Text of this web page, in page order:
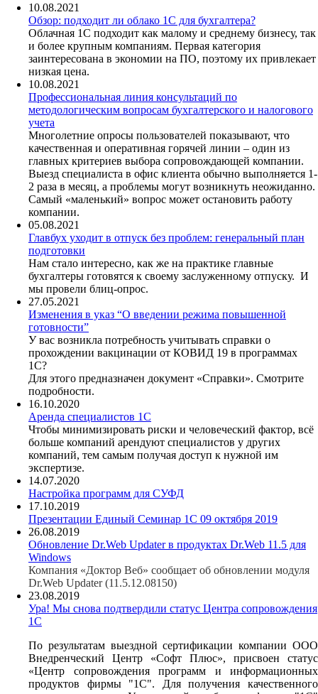
10.08.2021
Обзор: подходит ли облако 1С для бухгалтера?
Облачная 1С подходит как малому и среднему бизнесу, так
и более крупным компаниям. Первая категория
заинтересована в экономии на ПО, поэтому их привлекает
низкая цена.
10.08.2021
Профессиональная линия консультаций по
методологическим вопросам бухгалтерского и налогового
учета
Многолетние опросы пользователей показывают, что
качественная и оперативная горячей линии – один из
главных критериев выбора сопровождающей компании.
Выезд специалиста в офис клиента обычно выполняется 1-
2 раза в месяц, а проблемы могут возникнуть неожиданно.
Самый «маленький» вопрос может остановить работу
компании.
05.08.2021
Главбух уходит в отпуск без проблем: генеральный план
подготовки
Нам стало интересно, как же на практике главные
бухгалтеры готовятся к своему заслуженному отпуску. И
мы провели блиц-опрос.
27.05.2021
Изменения в указ “О введении режима повышенной
готовности”
У вас возникла потребность учитывать справки о
прохождении вакцинации от КОВИД 19 в программах
1С?
Для этого предназначен документ «Справки». Смотрите
подробности.
16.10.2020
Аренда специалистов 1С
Чтобы минимизировать риски и человеческий фактор, всё
больше компаний арендуют специалистов у других
компаний, тем самым получая доступ к нужной им
экспертизе.
14.07.2020
Настройка программ для СУФД
17.10.2019
Презентации Единый Семинар 1С 09 октября 2019
26.08.2019
Обновление Dr.Web Updater в продуктах Dr.Web 11.5 для
Windows
Компания «Доктор Веб» сообщает об обновлении модуля
Dr.Web Updater (11.5.12.08150)
23.08.2019
Ура! Мы снова подтвердили статус Центра сопровождения
1С
По результатам выездной сертификации компании ООО
Внедренческий Центр «Софт Плюс», присвоен статус
«Центр сопровождения программ и информационных
продуктов фирмы "1С". Для получения качественного